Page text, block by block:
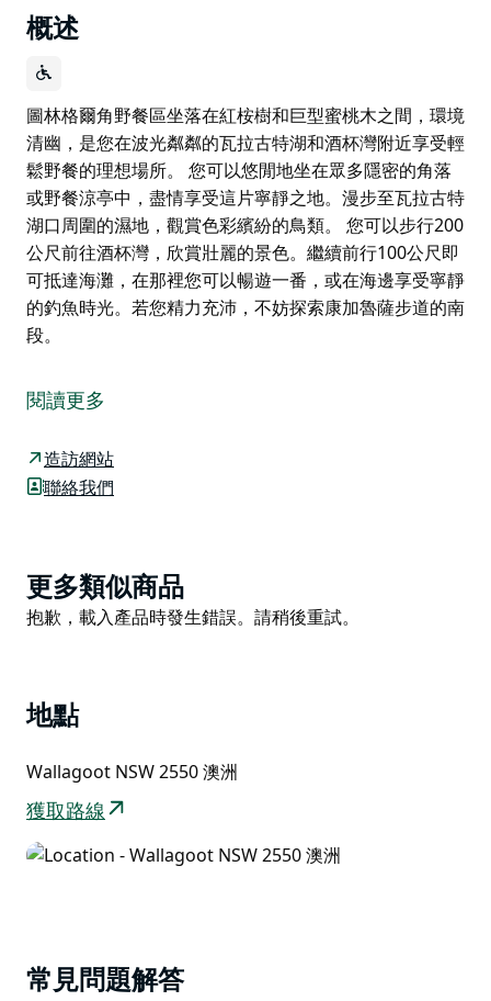
概述
圖林格爾角野餐區坐落在紅桉樹和巨型蜜桃木之間，環境
清幽，是您在波光粼粼的瓦拉古特湖和酒杯灣附近享受輕
鬆野餐的理想場所。 您可以悠閒地坐在眾多隱密的角落
或野餐涼亭中，盡情享受這片寧靜之地。漫步至瓦拉古特
湖口周圍的濕地，觀賞色彩繽紛的鳥類。 您可以步行200
公尺前往酒杯灣，欣賞壯麗的景色。繼續前行100公尺即
可抵達海灘，在那裡您可以暢遊一番，或在海邊享受寧靜
的釣魚時光。若您精力充沛，不妨探索康加魯薩步道的南
段。
清幽，是您在波光粼粼的瓦拉古特湖和酒杯灣附近享受輕
鬆野餐的理想場所。
您可以悠閒地坐在眾多隱密的角落或野餐涼亭中，盡情享
受這片寧靜之地。漫步至瓦拉古特湖口周圍的濕地，觀賞
前行100公尺即可抵達海灘，在那裡您可以暢遊一番，或
在海邊享受寧靜的釣魚時光。若您精力充沛，不妨探索康
加魯薩步道的南段。
閱讀更多
造訪網站
聯絡我們
Product
List
更多類似商品
Product
抱歉，載入產品時發生錯誤。請稍後重試。
地點
Wallagoot NSW 2550 澳洲
獲取路線
常見問題解答